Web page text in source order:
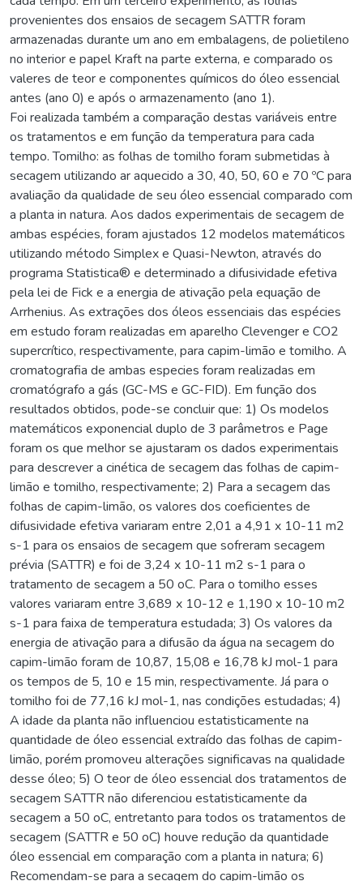
provenientes dos ensaios de secagem SATTR foram
armazenadas durante um ano em embalagens, de polietileno
no interior e papel Kraft na parte externa, e comparado os
valeres de teor e componentes químicos do óleo essencial
antes (ano 0) e após o armazenamento (ano 1).
Foi realizada também a comparação destas variáveis entre
os tratamentos e em função da temperatura para cada
tempo. Tomilho: as folhas de tomilho foram submetidas à
secagem utilizando ar aquecido a 30, 40, 50, 60 e 70 ºC para
avaliação da qualidade de seu óleo essencial comparado com
a planta in natura. Aos dados experimentais de secagem de
ambas espécies, foram ajustados 12 modelos matemáticos
utilizando método Simplex e Quasi-Newton, através do
programa Statistica® e determinado a difusividade efetiva
pela lei de Fick e a energia de ativação pela equação de
Arrhenius. As extrações dos óleos essenciais das espécies
em estudo foram realizadas em aparelho Clevenger e CO2
supercrítico, respectivamente, para capim-limão e tomilho. A
cromatografia de ambas especies foram realizadas em
cromatógrafo a gás (GC-MS e GC-FID). Em função dos
resultados obtidos, pode-se concluir que: 1) Os modelos
matemáticos exponencial duplo de 3 parâmetros e Page
foram os que melhor se ajustaram os dados experimentais
para descrever a cinética de secagem das folhas de capim-
limão e tomilho, respectivamente; 2) Para a secagem das
folhas de capim-limão, os valores dos coeficientes de
difusividade efetiva variaram entre 2,01 a 4,91 x 10-11 m2
s-1 para os ensaios de secagem que sofreram secagem
prévia (SATTR) e foi de 3,24 x 10-11 m2 s-1 para o
tratamento de secagem a 50 oC. Para o tomilho esses
valores variaram entre 3,689 x 10-12 e 1,190 x 10-10 m2
s-1 para faixa de temperatura estudada; 3) Os valores da
energia de ativação para a difusão da água na secagem do
capim-limão foram de 10,87, 15,08 e 16,78 kJ mol-1 para
os tempos de 5, 10 e 15 min, respectivamente. Já para o
tomilho foi de 77,16 kJ mol-1, nas condições estudadas; 4)
A idade da planta não influenciou estatisticamente na
quantidade de óleo essencial extraído das folhas de capim-
limão, porém promoveu alterações significavas na qualidade
desse óleo; 5) O teor de óleo essencial dos tratamentos de
secagem SATTR não diferenciou estatisticamente da
secagem a 50 oC, entretanto para todos os tratamentos de
secagem (SATTR e 50 oC) houve redução da quantidade
óleo essencial em comparação com a planta in natura; 6)
Recomendam-se para a secagem do capim-limão os